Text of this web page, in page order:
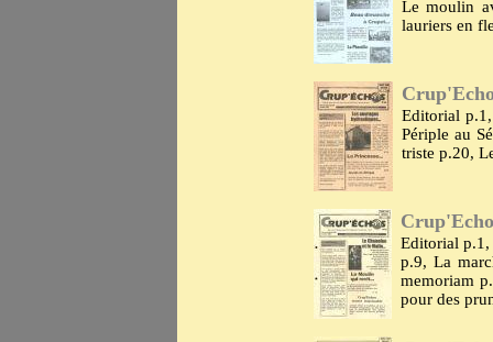
Le moulin
lauriers en
Editorial
Périple au
triste p.20,
Editorial p.1,
p.9, La
memoriam
pour des